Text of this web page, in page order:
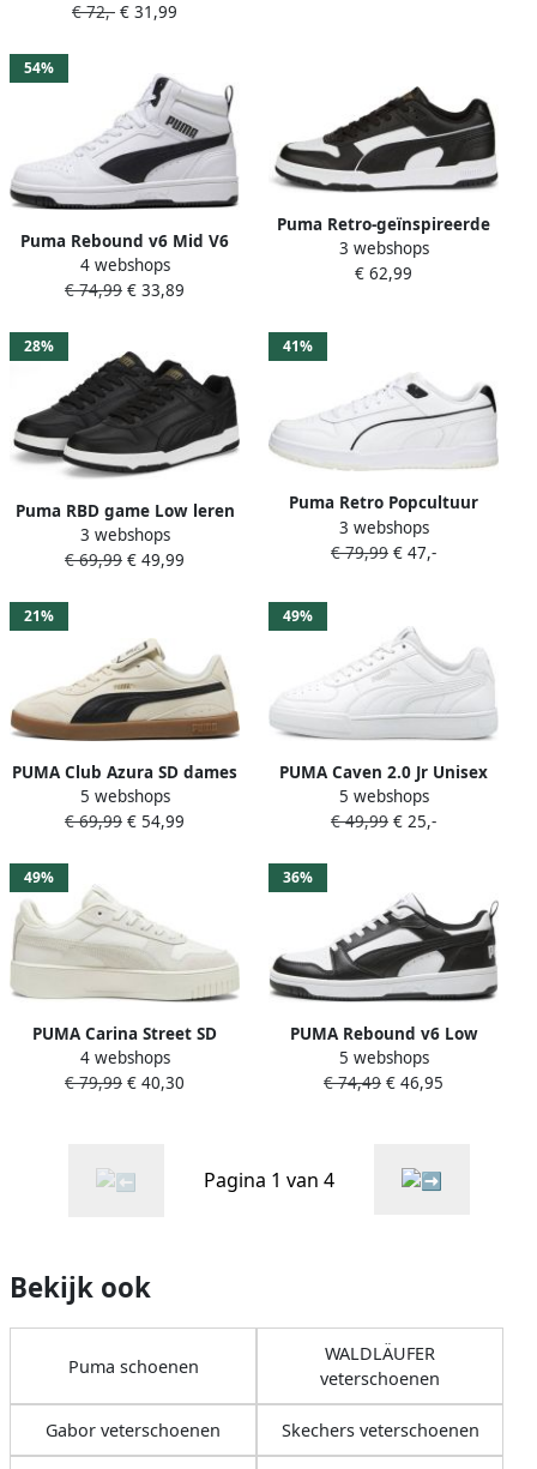
Gouden Accenten White
€ 72,- € 31,99
54%
Puma Rebound v6 Mid V6
Mid sneakers lichtgrijs
donkerblauw rood Jongens
4 webshops
€ 74,99 € 33,89
Puma Retro-geïnspireerde
sneakers met klassieke
popcultuur
3 webshops
€ 62,99
28%
Puma RBD game Low leren
sneakers zwart wit Jongens
Meisjes Leer Effen 36
3 webshops
€ 69,99 € 49,99
41%
Puma Retro Popcultuur
Basketbalstijl Sneakers
White
3 webshops
€ 79,99 € 47,-
21%
PUMA Club Azura SD dames
sneakers wit Uitneembare
zool
5 webshops
€ 69,99 € 54,99
49%
PUMA Caven 2.0 Jr Unisex
Sneakers White- Silver-
Black
5 webshops
€ 49,99 € 25,-
49%
PUMA Carina Street SD
Dames Sneakers Vapor
Gray-Vapor Gray- Gold
4 webshops
€ 79,99 € 40,30
36%
PUMA Rebound v6 Low
sneaker sportschoen
392328 02 wit zwart
5 webshops
€ 74,49 € 46,95
Pagina 1 van 4
Bekijk ook
Puma schoenen
WALDLÄUFER
veterschoenen
Gabor veterschoenen Skechers veterschoenen